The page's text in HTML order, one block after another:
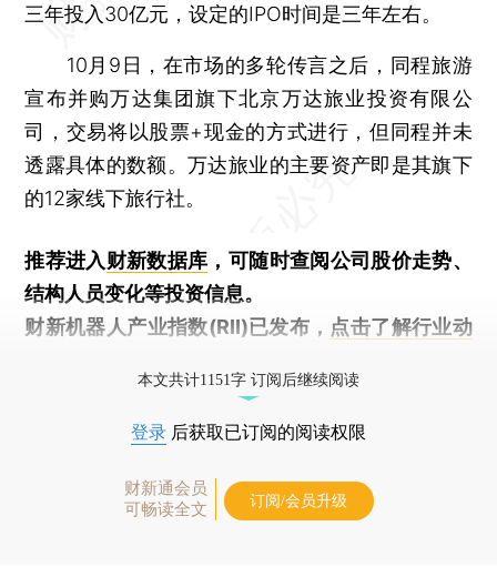
三年投入30亿元，设定的IPO时间是三年左右。
10月9日，在市场的多轮传言之后，同程旅游
宣布并购万达集团旗下北京万达旅业投资有限公
司，交易将以股票+现金的方式进行，但同程并未
透露具体的数额。万达旅业的主要资产即是其旗下
的12家线下旅行社。
推荐进入财新数据库 ，可随时查阅公司股价走势、
结构人员变化等投资信息。
财新机器人产业指数(RII)已发布， 点击了解行业动
本文共计1151字 订阅后继续阅读
登录 后获取已订阅的阅读权限
财新通会员
可畅读全文
订阅/会员升级